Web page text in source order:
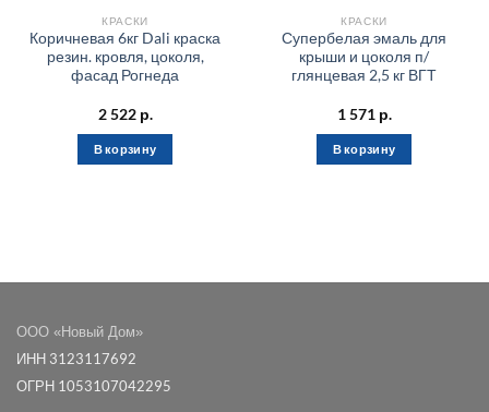
КРАСКИ
Коричневая 6кг Dali краска
резин. кровля, цоколя,
фасад Рогнеда
2 522 р.
В корзину
КРАСКИ
Супербелая эмаль для
крыши и цоколя п/
глянцевая 2,5 кг ВГТ
1 571 р.
В корзину
ООО «Новый Дом»
ИНН 3123117692
ОГРН 1053107042295